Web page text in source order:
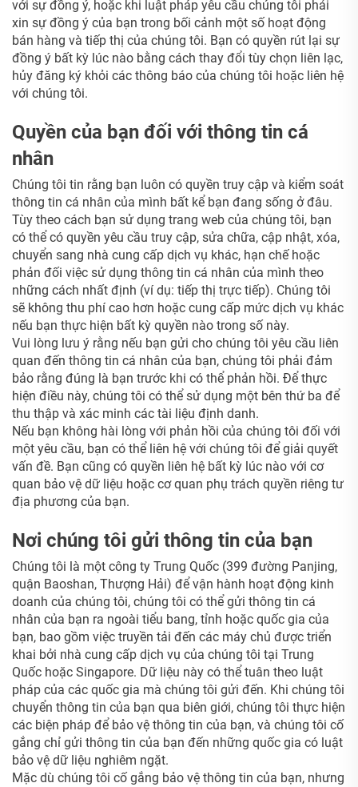
với sự đồng ý, hoặc khi luật pháp yêu cầu chúng tôi phải
xin sự đồng ý của bạn trong bối cảnh một số hoạt động
bán hàng và tiếp thị của chúng tôi. Bạn có quyền rút lại sự
đồng ý bất kỳ lúc nào bằng cách thay đổi tùy chọn liên lạc,
hủy đăng ký khỏi các thông báo của chúng tôi hoặc liên hệ
với chúng tôi.
Quyền của bạn đối với thông tin cá
nhân
Chúng tôi tin rằng bạn luôn có quyền truy cập và kiểm soát
thông tin cá nhân của mình bất kể bạn đang sống ở đâu.
Tùy theo cách bạn sử dụng trang web của chúng tôi, bạn
có thể có quyền yêu cầu truy cập, sửa chữa, cập nhật, xóa,
chuyển sang nhà cung cấp dịch vụ khác, hạn chế hoặc
phản đối việc sử dụng thông tin cá nhân của mình theo
những cách nhất định (ví dụ: tiếp thị trực tiếp). Chúng tôi
sẽ không thu phí cao hơn hoặc cung cấp mức dịch vụ khác
nếu bạn thực hiện bất kỳ quyền nào trong số này.
Vui lòng lưu ý rằng nếu bạn gửi cho chúng tôi yêu cầu liên
quan đến thông tin cá nhân của bạn, chúng tôi phải đảm
bảo rằng đúng là bạn trước khi có thể phản hồi. Để thực
hiện điều này, chúng tôi có thể sử dụng một bên thứ ba để
thu thập và xác minh các tài liệu định danh.
Nếu bạn không hài lòng với phản hồi của chúng tôi đối với
một yêu cầu, bạn có thể liên hệ với chúng tôi để giải quyết
vấn đề. Bạn cũng có quyền liên hệ bất kỳ lúc nào với cơ
quan bảo vệ dữ liệu hoặc cơ quan phụ trách quyền riêng tư
địa phương của bạn.
Nơi chúng tôi gửi thông tin của bạn
Chúng tôi là một công ty Trung Quốc (399 đường Panjing,
quận Baoshan, Thượng Hải) để vận hành hoạt động kinh
doanh của chúng tôi, chúng tôi có thể gửi thông tin cá
nhân của bạn ra ngoài tiểu bang, tỉnh hoặc quốc gia của
bạn, bao gồm việc truyền tải đến các máy chủ được triển
khai bởi nhà cung cấp dịch vụ của chúng tôi tại Trung
Quốc hoặc Singapore. Dữ liệu này có thể tuân theo luật
pháp của các quốc gia mà chúng tôi gửi đến. Khi chúng tôi
chuyển thông tin của bạn qua biên giới, chúng tôi thực hiện
các biện pháp để bảo vệ thông tin của bạn, và chúng tôi cố
gắng chỉ gửi thông tin của bạn đến những quốc gia có luật
bảo vệ dữ liệu nghiêm ngặt.
Mặc dù chúng tôi cố gắng bảo vệ thông tin của bạn, nhưng